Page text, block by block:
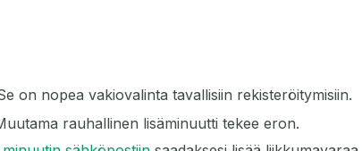
on nopea vakiovalinta tavallisiin rekisteröitymisiin.
rauhallinen lisäminuutti tekee eron.